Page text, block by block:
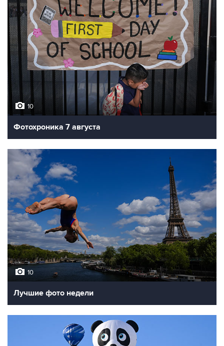
10
Фотохроника 7 августа
10
Лучшие фото недели